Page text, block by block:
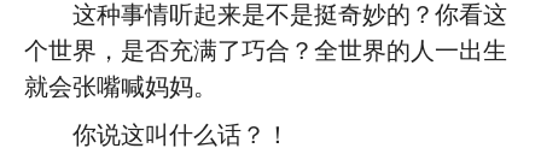
这种事情听起来是不是挺奇妙的？你看这
个世界，是否充满了巧合？全世界的人一出生
就会张嘴喊妈妈。
你说这叫什么话？！